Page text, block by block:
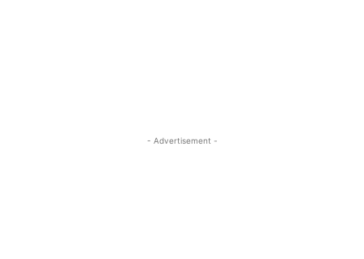
- Advertisement -